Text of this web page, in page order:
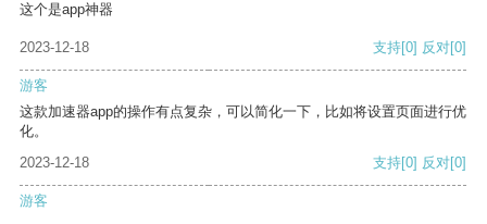
这个是app神器
2023-12-18 支持[0] 反对[0]
游客
这款加速器app的操作有点复杂，可以简化一下，比如将设置页面进行优
化。
2023-12-18
支持[0] 反对[0]
游客